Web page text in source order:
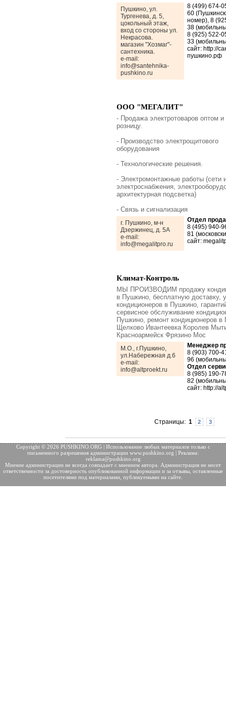
Пушкино, ул.
Тургенева, д. 5,
цокольный этаж,
вход со стороны ул.
Некрасова.
магазин "Хозмаг"-
сантехника.
e-mail:
info@santehnika-
pushkino.ru
8 (499) 674-
60
номер), 8
38
8 (925) 522-
33
сайт: http://
пушкино.рф
ООО "МЕГАЛИТ"
- Продажа электротоваров оптом и
розницу.
- Производство электрощитового
оборудования
- Технологические решения.
- Электромонтажные работы (сети
электроснабжения,
архитектурная подсветка)
- Связь и сигнализация
г. Пушкино, м-н
Дзержинец, д. 5А
e-mail:
info@megalitpro.ru
Отдел
8 (495) 940-
81
сайт:
Климат-Контроль
МЫ ПРОИЗВОДИМ продажу
в Пушкино, бесплатную доставку,
кондиционеров в Пушкино,
сервисное обслуживание
Пушкино, ремонт кондиционеров в
Щелково Ивантеевка Королев
Красноармейск Фрязино Мос
М.О., г.Пушкино,
ул.Набережная д.6
e-mail:
info@altproekt.ru
Менеджер
8 (903) 700-
96
Отдел
8 (985) 190-
82
сайт: http://
Страницы: 1 2 3
Copyright © 2026 PUSHKINO.ORG | Использование любых материалов только с
письменного разрешения администрации www.pushkino.org | Реклама:
reklama@pushkino.org
Мнение администрации не всегда совпадает с мнением автора. Администрация не несет
ответственности за достоверность опубликованной информации и за отзывы, оставленные
посетителями под материалами, публикуемыми на сайте.